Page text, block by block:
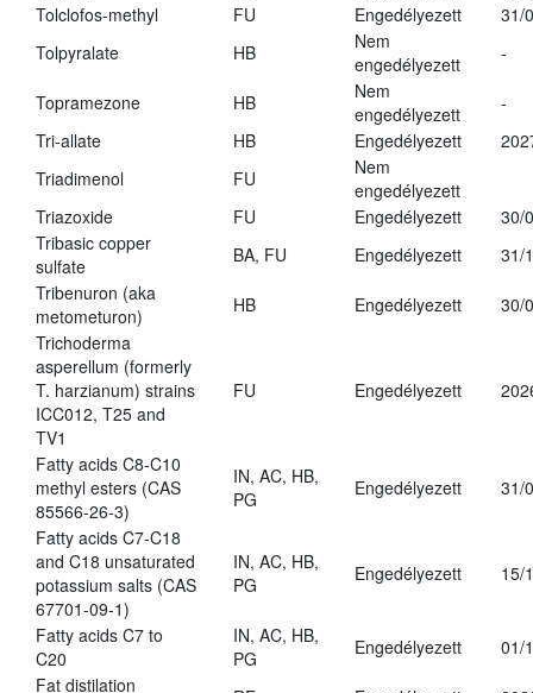
Tolclofos-methyl
FU Engedélyezett
31/
Tolpyralate
HB
Nem
engedélyezett
-
Topramezone HB
Nem
engedélyezett
-
Tri-allate
HB Engedélyezett
Triadimenol
FU
Nem
engedélyezett
Triazoxide
FU Engedélyezett
30/
Tribasic copper
sulfate
BA, FU Engedélyezett
31/
Tribenuron (aka
metometuron)
HB Engedélyezett
30/
Trichoderma
asperellum (formerly
T. harzianum) strains
ICC012, T25 and
TV1
FU Engedélyezett
Fatty acids C8-C10
methyl esters (CAS
85566-26-3)
IN, AC, HB,
PG
Engedélyezett 31/
Fatty acids C7-C18
and C18 unsaturated
potassium salts (CAS
67701-09-1)
IN, AC, HB,
PG
Engedélyezett 15/
Fatty acids C7 to
C20
IN, AC, HB,
PG
Engedélyezett
01/
Fat distilation